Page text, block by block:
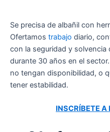
Se precisa de albañil con
Ofertamos trabajo diario,
con la seguridad y solvencia
durante 30 años en el
no tengan disponibilidad, o
tener estabilidad.
INSCRÍBETE A